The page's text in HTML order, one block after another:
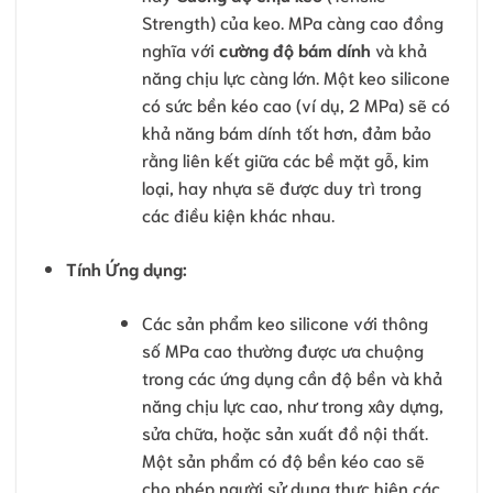
Strength) của keo. MPa càng cao đồng
nghĩa với cường độ bám dính và khả
năng chịu lực càng lớn. Một keo silicone
có sức bền kéo cao (ví dụ, 2 MPa) sẽ có
khả năng bám dính tốt hơn, đảm bảo
rằng liên kết giữa các bề mặt gỗ, kim
loại, hay nhựa sẽ được duy trì trong
các điều kiện khác nhau.
Tính Ứng dụng:
Các sản phẩm keo silicone với thông
số MPa cao thường được ưa chuộng
trong các ứng dụng cần độ bền và khả
năng chịu lực cao, như trong xây dựng,
sửa chữa, hoặc sản xuất đồ nội thất.
Một sản phẩm có độ bền kéo cao sẽ
cho phép người sử dụng thực hiện các